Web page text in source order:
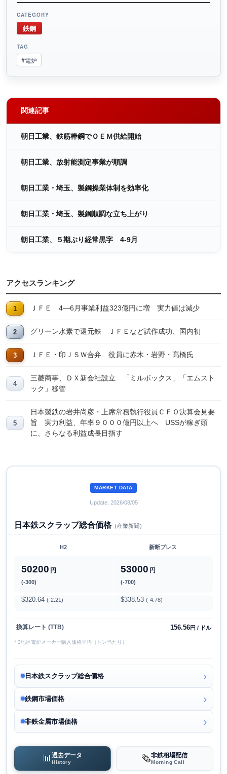
CATEGORY
鉄鋼
TAG
#電炉
関連記事
朝日工業、鉄筋棒鋼でＯＥＭ供給開始
朝日工業、放射能測定事業が順調
朝日工業・埼玉、製鋼操業体制を効率化
朝日工業・埼玉、製鋼順調な立ち上がり
朝日工業、５期ぶり経常黒字 4-9月
アクセスランキング
ＪＦＥ 4―6月事業利益323億円に増 実力値は減少
グリーン水素で還元鉄 ＪＦＥなど試作成功、国内初
ＪＦＥ・印ＪＳＷ合弁 役員に赤木・岩野・髙橋氏
三菱商事、ＤＸ新会社設立 「ミルボックス」「エムスト
ック」移管
日本製鉄の岩井尚彦・上席常務執行役員ＣＦＯ決算会見要
旨 実力利益、年率９０００億円以上へ USSが稼ぎ頭
に、さらなる利益成長目指す
MARKET DATA
Update: 2026/08/05
日本鉄スクラップ総合価格（産業新聞）
H2 新断プレス
50200 円
(-300)
53000 円
(-700)
$320.64 (-2.21) $338.53 (-4.78)
換算レート (TTB) 156.56円 / ドル
* 3地区電炉メーカー購入価格平均（トン当たり）
日本鉄スクラップ総合価格
鉄鋼市場価格
非鉄金属市場価格
📊過去データ
History 🗞️非鉄相場配信
Morning Call